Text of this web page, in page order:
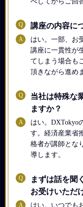
Q 講座の内容に
A
はい。一部、お
講座に一貫性が
てしまう場合も
頂きながら進め
Q
当社は特殊な
ますか？
A
はい。DXTokyo
す。経済産業省
格者が講師とな
導します。
Q
まずは話を聞
お受けいただ
A
はい。いつでも